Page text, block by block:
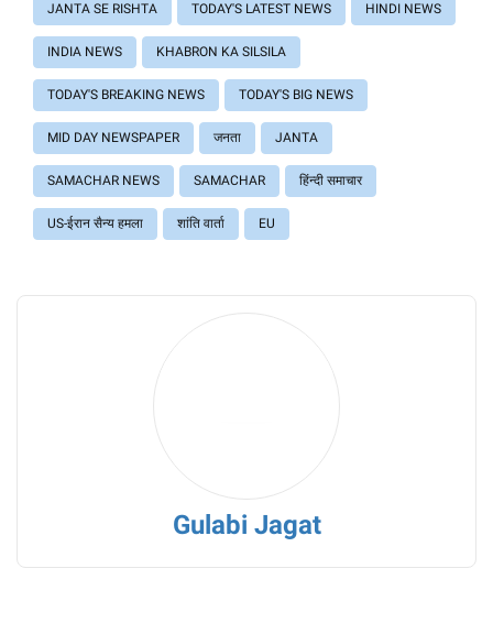
JANTA SE RISHTA TODAY'S LATEST NEWS HINDI NEWS
INDIA NEWS KHABRON KA SILSILA
TODAY'S BREAKING NEWS TODAY'S BIG NEWS
MID DAY NEWSPAPER जनता JANTA
SAMACHAR NEWS SAMACHAR हिंन्दी समाचार
US-ईरान सैन्य हमला शांति वार्ता EU
Gulabi Jagat